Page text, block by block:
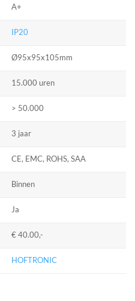
A+
IP20
Ø95x95x105mm
15.000 uren
> 50.000
3 jaar
CE, EMC, ROHS, SAA
Binnen
Ja
€ 40.00,-
HOFTRONIC